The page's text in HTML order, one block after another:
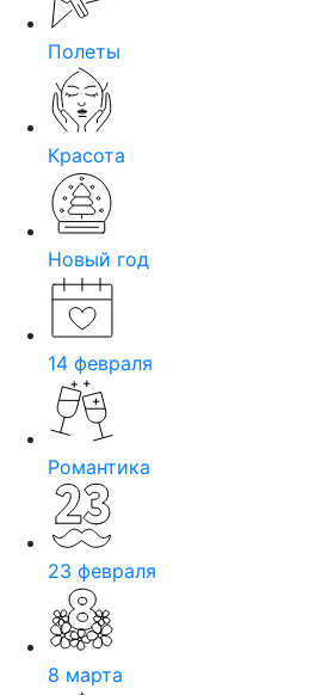
Полеты
Красота
Новый год
14 февраля
Романтика
23 февраля
8 марта